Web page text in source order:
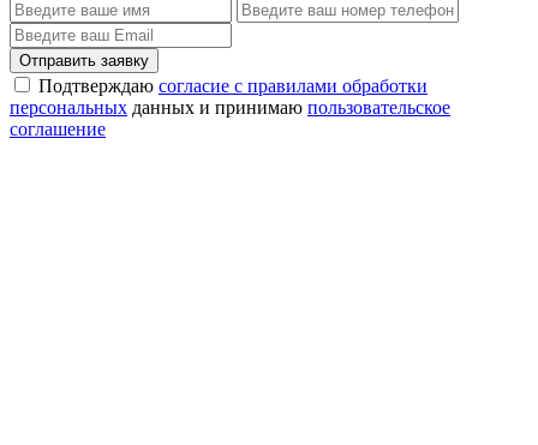
Отправить заявку
Подтверждаю согласие с правилами обработки
персональных данных и принимаю пользовательское
соглашение